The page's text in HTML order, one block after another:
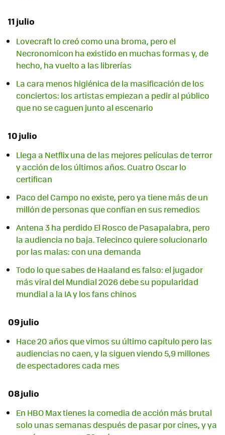
11 julio
Lovecraft lo creó como una broma, pero el
Necronomicon ha existido en muchas formas y, de
hecho, ha vuelto a las librerías
La cara menos higiénica de la masificación de los
conciertos: los artistas empiezan a pedir al público
que no se caguen junto al escenario
10 julio
Llega a Netflix una de las mejores películas de terror
y acción de los últimos años. Cuatro Oscar lo
certifican
Paco del Campo no existe, pero ya tiene más de un
millón de personas que confían en sus remedios
Antena 3 ha perdido El Rosco de Pasapalabra, pero
la audiencia no baja. Telecinco quiere solucionarlo
por las malas: con una demanda
Todo lo que sabes de Haaland es falso: el jugador
más viral del Mundial 2026 debe su popularidad
mundial a la IA y los fans chinos
09 julio
Hace 20 años que vimos su último capítulo pero las
audiencias no caen, y la siguen viendo 5,9 millones
de espectadores cada mes
08 julio
En HBO Max tienes la comedia de acción más brutal
solo unas semanas después de pasar por cines, y ya